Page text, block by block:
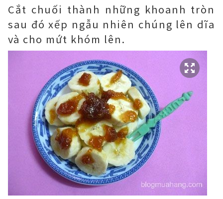
Cắt chuối thành những khoanh tròn
sau đó xếp ngẫu nhiên chúng lên dĩa
và cho mứt khóm lên.